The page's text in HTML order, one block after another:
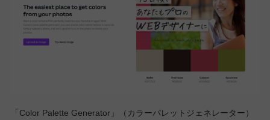
「Color Palette Generator」（カラーパレットジェネレーター）